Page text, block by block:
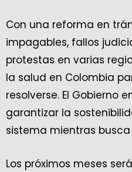
Con una reforma en
impagables, fallos
protestas en varias
la salud en Colombia
resolverse. El Gobierno
garantizar la
sistema mientras
Los próximos meses